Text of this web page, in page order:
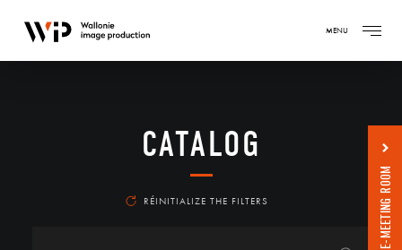
MENU
CATALOG
RÉINITIALIZE THE FILTERS E-MEETING ROOM